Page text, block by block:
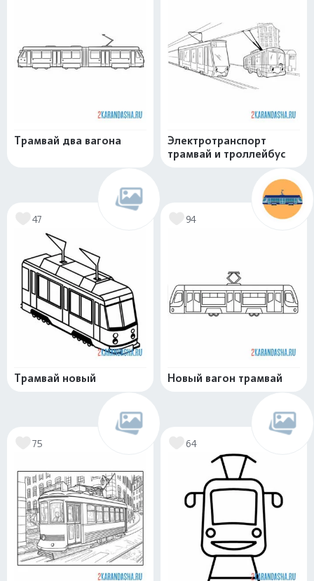
Трамвай два вагона
Электротранспорт
трамвай и троллейбус
47
Трамвай новый
94
Новый вагон трамвай
75 64